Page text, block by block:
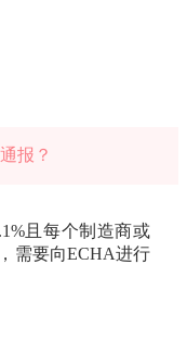
报？
且每个制造商或
需要向ECHA进行